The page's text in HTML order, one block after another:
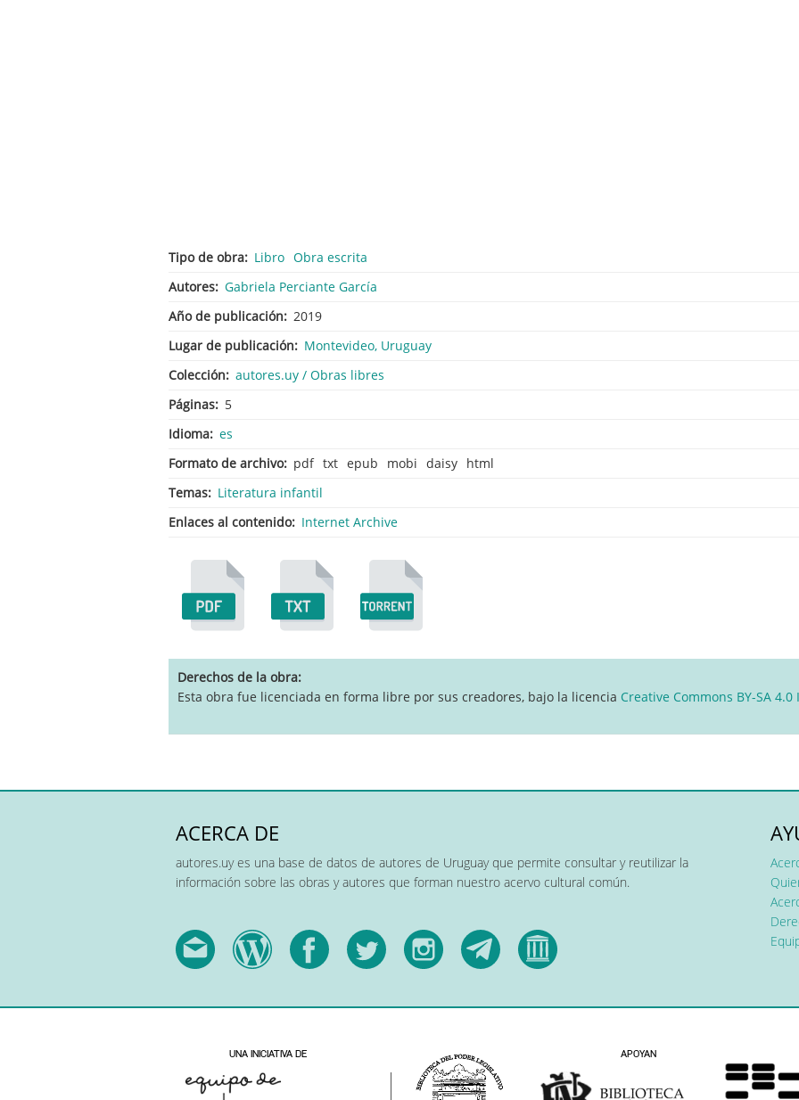
Tipo de obra Libro Obra escrita
Autores Gabriela Perciante García
Año de publicación
2019
Lugar de publicación
Montevideo, Uruguay
Colección
autores.uy / Obras libres
Páginas
5
Idioma es
Formato de archivo
pdf txt epub mobi daisy html
Temas
Literatura infantil
Enlaces al contenido
Internet Archive
Derechos de la obra
Esta obra fue licenciada en forma libre por sus creadores, bajo la licencia Creative Commons BY-SA
ACERCA DE
autores.uy es una base de datos de autores de Uruguay que permite consultar y reutilizar la
información sobre las obras y autores que forman nuestro acervo cultural común.